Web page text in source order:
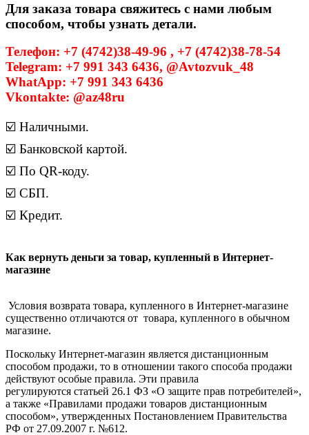
Для заказа товара свяжитесь с нами любым
способом, чтобы узнать детали.
Телефон: +7 (4742)38-49-96 , +7 (4742)38-78-54
Telegram: +7 991 343 6436, @Avtozvuk_48
WhatApp: +7 991 343 6436
Vkontakte: @az48ru
☑️ Наличными.
☑️ Банковской картой.
☑️ По QR-коду.
☑️ СБП.
☑️ Кредит.
Как вернуть деньги за товар, купленный в Интернет-
магазине
Условия возврата товара, купленного в Интернет-магазине
существенно отличаются от товара, купленного в обычном
магазине.
Поскольку Интернет-магазин является дистанционным
способом продажи, то в отношении такого способа продажи
действуют особые правила. Эти правила
регулируются статьей 26.1 ФЗ «О защите прав потребителей»,
а также «Правилами продажи товаров дистанционным
способом», утвержденных Постановлением Правительства
РФ от 27.09.2007 г. №612.